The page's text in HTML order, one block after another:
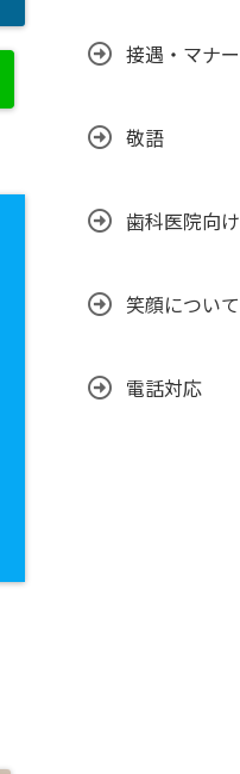
接遇・マナー
敬語
歯科医院向け
笑顔について
電話対応